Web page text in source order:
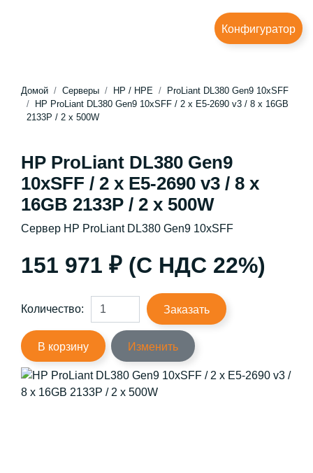
Конфигуратор
Домой Серверы HP / HPE
ProLiant DL380 Gen9 10xSFF
HP ProLiant DL380 Gen9 10xSFF / 2 x E5-2690 v3 / 8 x 16GB
2133P / 2 x 500W
HP ProLiant DL380 Gen9
10xSFF / 2 x E5-2690 v3 / 8 x
16GB 2133P / 2 x 500W
Сервер HP ProLiant DL380 Gen9 10xSFF
151 971 ₽ (С НДС 22%)
Количество: Заказать
В корзину Изменить